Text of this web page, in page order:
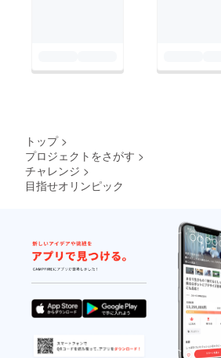
トップ >
プロジェクトをさがす >
チャレンジ >
目指せオリンピック